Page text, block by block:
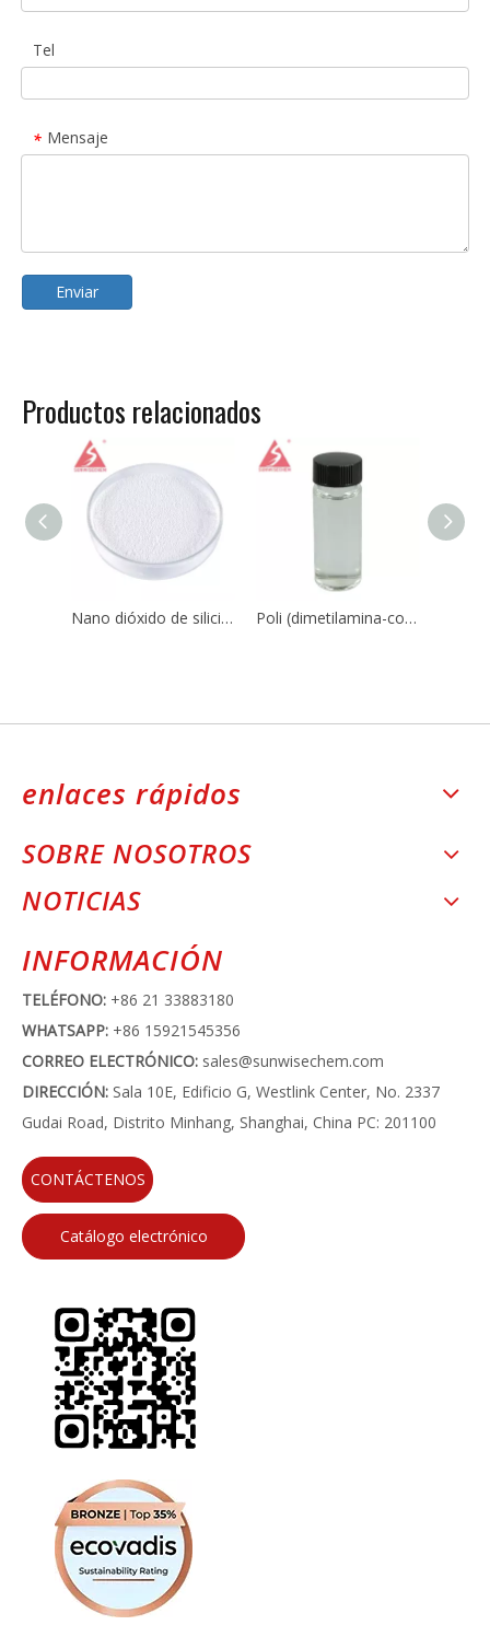
Tel
* Mensaje
Enviar
Productos relacionados
Nano dióxido de silicio Sio2 CAS 7631-86-9 para caucho de silicona Poli (dimetilamina-co-epiclorohidrina-co-etilendiamina) CAS No.:25988-97-0 / 39660-17-8
enlaces rápidos
SOBRE NOSOTROS
NOTICIAS
INFORMACIÓN
TELÉFONO: +86 21 33883180
WHATSAPP: +86 15921545356
CORREO ELECTRÓNICO: sales@sunwisechem.com
DIRECCIÓN: Sala 10E, Edificio G, Westlink Center, No. 2337
Gudai Road, Distrito Minhang, Shanghai, China PC: 201100
CONTÁCTENOS
Catálogo electrónico